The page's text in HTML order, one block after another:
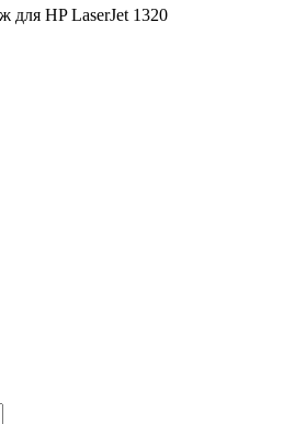
для HP LaserJet 1320